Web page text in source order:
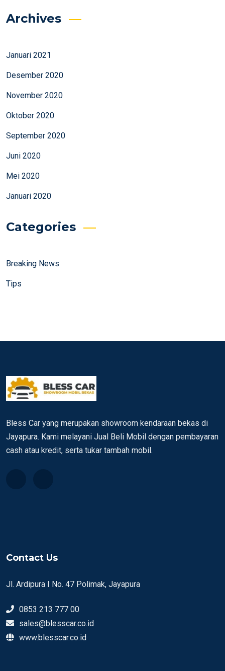
Archives
Januari 2021
Desember 2020
November 2020
Oktober 2020
September 2020
Juni 2020
Mei 2020
Januari 2020
Categories
Breaking News
Tips
Bless Car yang merupakan showroom kendaraan bekas di
Jayapura. Kami melayani Jual Beli Mobil dengan pembayaran
cash atau kredit, serta tukar tambah mobil.
Contact Us
Jl. Ardipura I No. 47 Polimak, Jayapura
0853 213 777 00
sales@blesscar.co.id
www.blesscar.co.id